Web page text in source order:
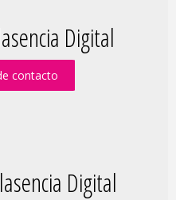
Digital
contacto
Digital